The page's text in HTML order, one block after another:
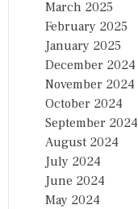
March 2025
February 2025
January 2025
December 2024
November 2024
October 2024
September 2024
August 2024
July 2024
June 2024
May 2024